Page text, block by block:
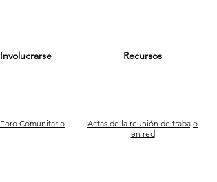
Involucrarse Recursos
Foro Comunitario
Actas de la reunión de trabajo
en red